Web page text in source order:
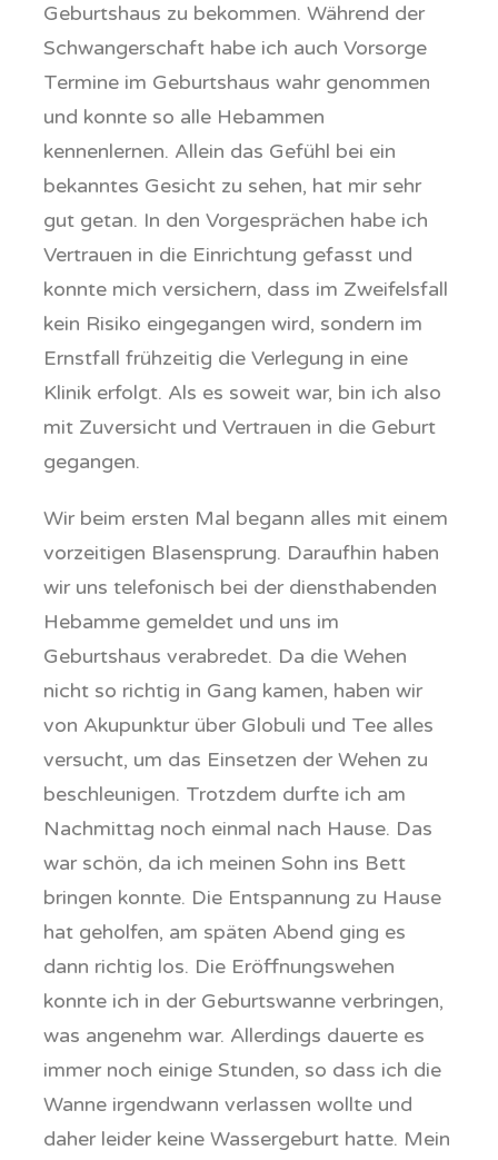
Geburtshaus zu bekommen. Während der
Schwangerschaft habe ich auch Vorsorge
Termine im Geburtshaus wahr genommen
und konnte so alle Hebammen
kennenlernen. Allein das Gefühl bei ein
bekanntes Gesicht zu sehen, hat mir sehr
gut getan. In den Vorgesprächen habe ich
Vertrauen in die Einrichtung gefasst und
konnte mich versichern, dass im Zweifelsfall
kein Risiko eingegangen wird, sondern im
Ernstfall frühzeitig die Verlegung in eine
Klinik erfolgt. Als es soweit war, bin ich also
mit Zuversicht und Vertrauen in die Geburt
gegangen.
Wir beim ersten Mal begann alles mit einem
vorzeitigen Blasensprung. Daraufhin haben
wir uns telefonisch bei der diensthabenden
Hebamme gemeldet und uns im
Geburtshaus verabredet. Da die Wehen
nicht so richtig in Gang kamen, haben wir
von Akupunktur über Globuli und Tee alles
versucht, um das Einsetzen der Wehen zu
beschleunigen. Trotzdem durfte ich am
Nachmittag noch einmal nach Hause. Das
war schön, da ich meinen Sohn ins Bett
bringen konnte. Die Entspannung zu Hause
hat geholfen, am späten Abend ging es
dann richtig los. Die Eröffnungswehen
konnte ich in der Geburtswanne verbringen,
was angenehm war. Allerdings dauerte es
immer noch einige Stunden, so dass ich die
Wanne irgendwann verlassen wollte und
daher leider keine Wassergeburt hatte. Mein